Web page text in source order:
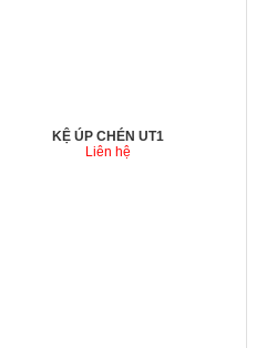
KỆ ÚP CHÉN UT1
Liên hệ